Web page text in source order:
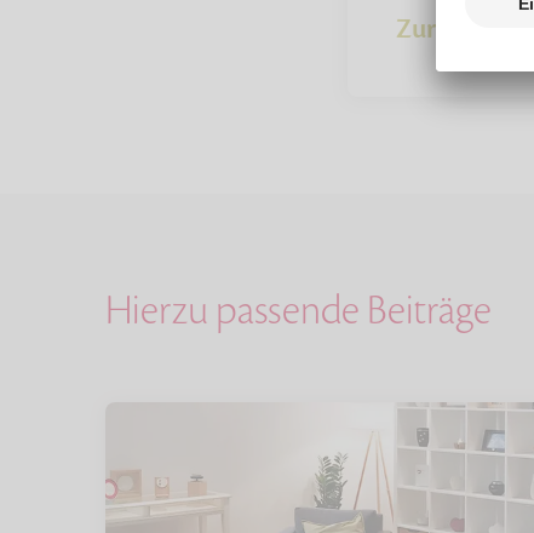
Zur Übersicht
Hierzu passende Beiträge